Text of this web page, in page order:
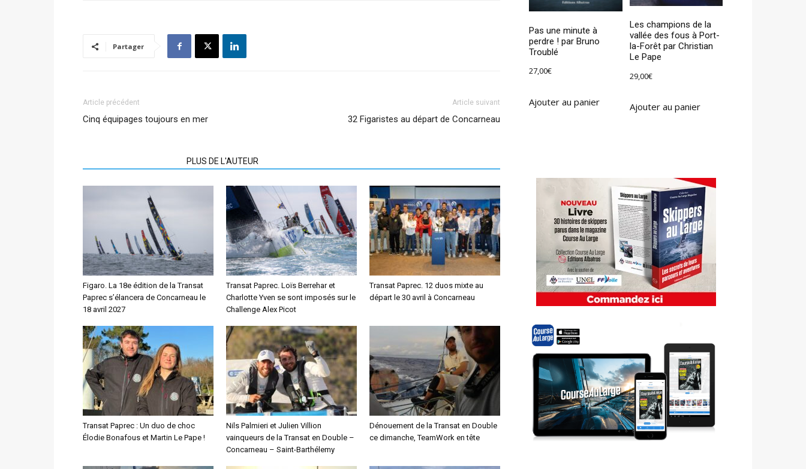
Partager
Article précédent
Cinq équipages toujours en mer
Article suivant
32 Figaristes au départ de Concarneau
PLUS DE L'AUTEUR
Figaro. La 18e édition de la Transat
Paprec s’élancera de Concarneau le
18 avril 2027
Transat Paprec. Loïs Berrehar et
Charlotte Yven se sont imposés sur le
Challenge Alex Picot
Transat Paprec. 12 duos mixte au
départ le 30 avril à Concarneau
Transat Paprec : Un duo de choc
Élodie Bonafous et Martin Le Pape !
Nils Palmieri et Julien Villion
vainqueurs de la Transat en Double –
Concarneau – Saint-Barthélemy
Dénouement de la Transat en Double
ce dimanche, TeamWork en tête
Pas une minute à
perdre ! par Bruno
Troublé
27,00€
Ajouter au panier
Les champions de la
vallée des fous à Port-
la-Forêt par Christian
Le Pape
29,00€
Ajouter au panier